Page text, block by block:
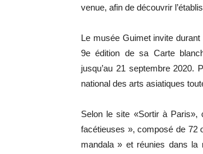
venue, afin de découvrir
Le musée Guimet invite
9e édition de sa Carte
jusqu’au 21 septembre
national des arts asiatiques
Selon le site «Sortir à Paris»,
facétieuses », composé de 72
mandala » et réunies dans